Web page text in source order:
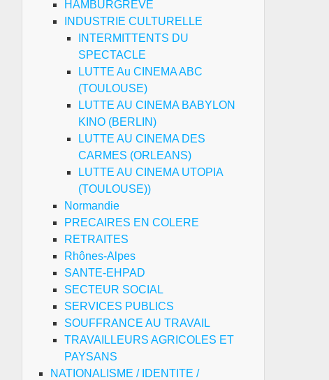
HAMBURGREVE
INDUSTRIE CULTURELLE
INTERMITTENTS DU
SPECTACLE
LUTTE Au CINEMA ABC
(TOULOUSE)
LUTTE AU CINEMA BABYLON
KINO (BERLIN)
LUTTE AU CINEMA DES
CARMES (ORLEANS)
LUTTE AU CINEMA UTOPIA
(TOULOUSE))
Normandie
PRECAIRES EN COLERE
RETRAITES
Rhônes-Alpes
SANTE-EHPAD
SECTEUR SOCIAL
SERVICES PUBLICS
SOUFFRANCE AU TRAVAIL
TRAVAILLEURS AGRICOLES ET
PAYSANS
NATIONALISME / IDENTITE /